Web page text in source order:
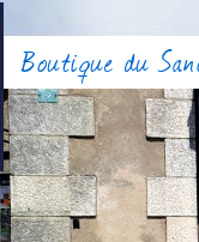
Boutique du